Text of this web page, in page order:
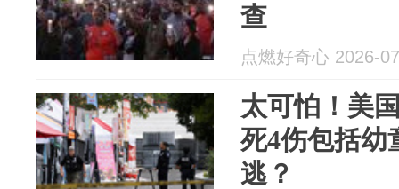
查
点燃好奇心 2026-
太可怕！美
死4伤包括幼
逃？